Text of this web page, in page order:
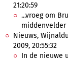
21:20:59
...vroeg om
middenvelder
Nieuws,
2009, 20:55:32
In de nieuwe